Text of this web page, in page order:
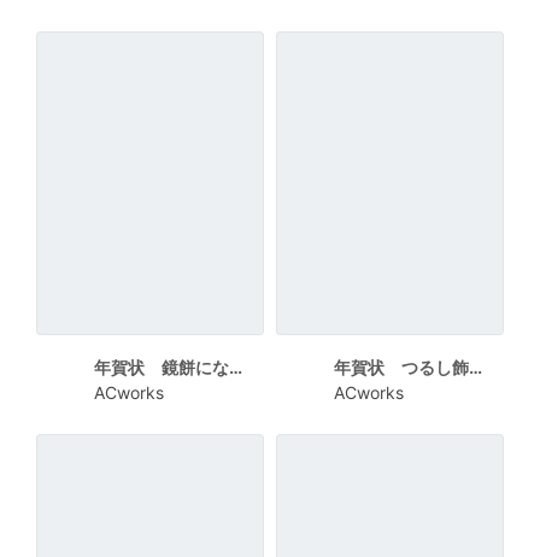
年賀状 鏡餅になったう干支
ACworks
年賀状 つるし飾りと干支
ACworks